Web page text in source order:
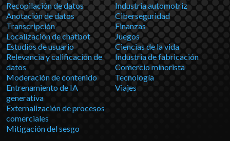
Recopilación de datos
Anotación de datos
Transcripción
Localización de chatbot
Estudios de usuario
Relevancia y calificación de
datos
Moderación de contenido
Entrenamiento de IA
generativa
Externalización de procesos
comerciales
Mitigación del sesgo
Industria automotriz
Ciberseguridad
Finanzas
Juegos
Ciencias de la vida
Industria de fabricación
Comercio minorista
Tecnología
Viajes